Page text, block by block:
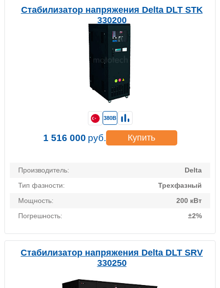
Стабилизатор напряжения Delta DLT STK
330200
Производитель:
Delta
Тип фазности:
Трехфазный
Мощность:
200 кВт
Погрешность:
±2%
380В
1 516 000 руб. Купить
Стабилизатор напряжения Delta DLT SRV
330250